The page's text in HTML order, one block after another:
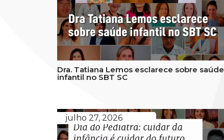
Dra. Tatiana Lemos esclarece sobre saúde
infantil no SBT SC
julho 27, 2026